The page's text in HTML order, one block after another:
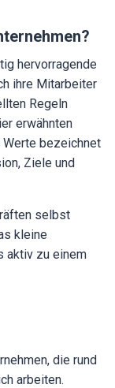
hervorragende
ihre Mitarbeiter
Regeln
erwähnten
Werte bezeichnet
Ziele und
selbst
kleine
aktiv zu einem
die rund
arbeiten.